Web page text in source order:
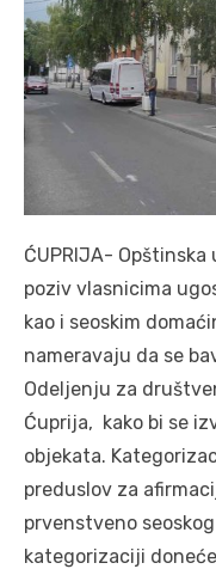
ĆUPRIJA-
poziv vlasnicima
kao i seoskim
nameravaju da se
Odeljenju za
Ćuprija, kako bi se
objekata.
preduslov za
prvenstveno
kategorizaciji